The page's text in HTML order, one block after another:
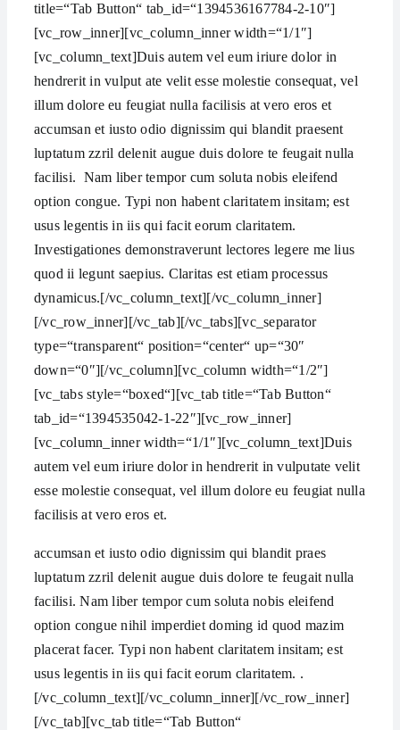
title=“Tab Button“ tab_id=“1394536167784-2-10″]
[vc_row_inner][vc_column_inner width=“1/1″]
[vc_column_text]Duis autem vel eum iriure dolor in
hendrerit in vulput ate velit esse molestie consequat, vel
illum dolore eu feugiat nulla facilisis at vero eros et
accumsan et iusto odio dignissim qui blandit praesent
luptatum zzril delenit augue duis dolore te feugait nulla
facilisi. Nam liber tempor cum soluta nobis eleifend
option congue. Typi non habent claritatem insitam; est
usus legentis in iis qui facit eorum claritatem.
Investigationes demonstraverunt lectores legere me lius
quod ii legunt saepius. Claritas est etiam processus
dynamicus.[/vc_column_text][/vc_column_inner]
[/vc_row_inner][/vc_tab][/vc_tabs][vc_separator
type=“transparent“ position=“center“ up=“30″
down=“0″][/vc_column][vc_column width=“1/2″]
[vc_tabs style=“boxed“][vc_tab title=“Tab Button“
tab_id=“1394535042-1-22″][vc_row_inner]
[vc_column_inner width=“1/1″][vc_column_text]Duis
autem vel eum iriure dolor in hendrerit in vulputate velit
esse molestie consequat, vel illum dolore eu feugiat nulla
facilisis at vero eros et.
accumsan et iusto odio dignissim qui blandit praes
luptatum zzril delenit augue duis dolore te feugait nulla
facilisi. Nam liber tempor cum soluta nobis eleifend
option congue nihil imperdiet doming id quod mazim
placerat facer. Typi non habent claritatem insitam; est
usus legentis in iis qui facit eorum claritatem. .
[/vc_column_text][/vc_column_inner][/vc_row_inner]
[/vc_tab][vc_tab title=“Tab Button“